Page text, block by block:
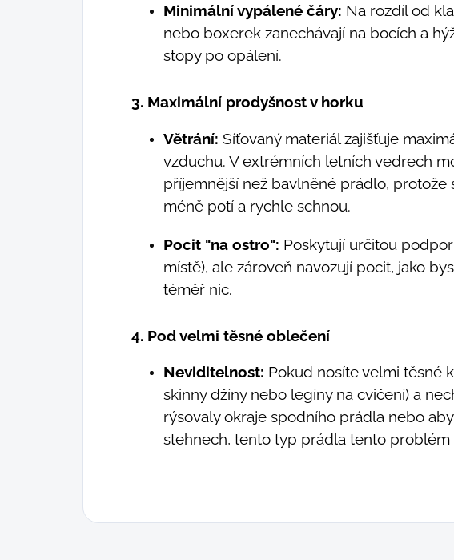
Minimální vypálené čáry: Na rozdíl od
nebo boxerek zanechávají na bocích a
stopy po opálení.
3. Maximální prodyšnost v horku
Větrání: Síťovaný materiál zajišťuje
vzduchu. V extrémních letních vedrech
příjemnější než bavlněné prádlo, protože
méně potí a rychle schnou.
Pocit "na ostro": Poskytují určitou
místě), ale zároveň navozují pocit, jako
téměř nic.
4. Pod velmi těsné oblečení
Neviditelnost: Pokud nosíte velmi těsné
skinny džíny nebo legíny na cvičení) a
rýsovaly okraje spodního prádla nebo
stehnech, tento typ prádla tento problém